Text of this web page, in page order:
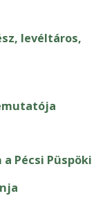
levéltáros,
Pécsi Püspöki